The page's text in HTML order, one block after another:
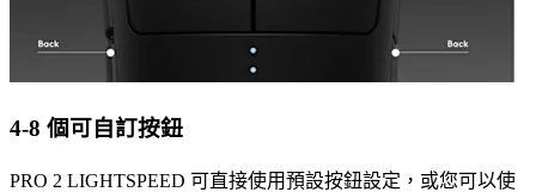
4-8 個可自訂按鈕
PRO 2 LIGHTSPEED 可直接使用預設按鈕設定，或您可以使